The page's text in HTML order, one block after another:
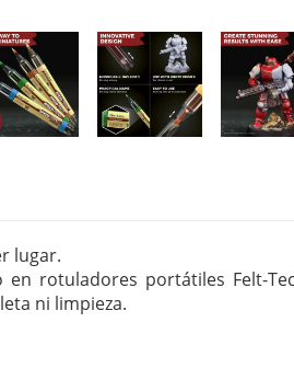
lugar.
rotuladores portátiles Felt-
ni limpieza.